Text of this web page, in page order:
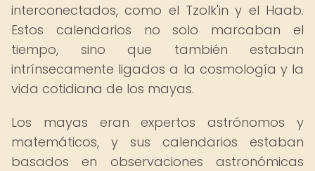
interconectados, como el Tzolk'in y el Haab.
Estos calendarios no solo marcaban el
tiempo, sino que también estaban
intrínsecamente ligados a la cosmología y la
vida cotidiana de los mayas.
Los mayas eran expertos astrónomos y
matemáticos, y sus calendarios estaban
basados en observaciones astronómicas